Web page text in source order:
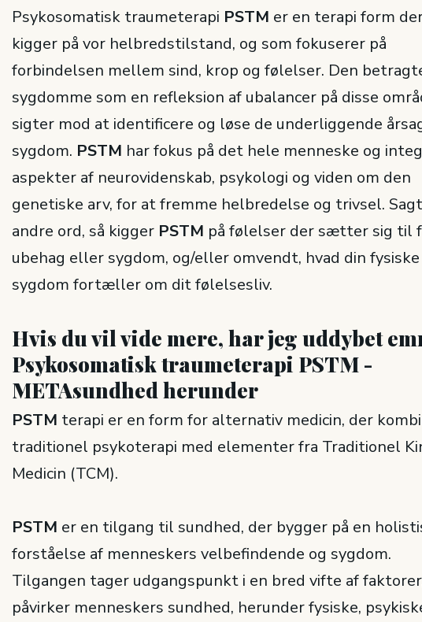
Psykosomatisk traumeterapi PSTM er en terapi form
kigger på vor helbredstilstand, og som fokuserer på
forbindelsen mellem sind, krop og følelser. Den
sygdomme som en refleksion af ubalancer på disse
sigter mod at identificere og løse de underliggende
sygdom. PSTM har fokus på det hele menneske og
aspekter af neurovidenskab, psykologi og viden om den
genetiske arv, for at fremme helbredelse og trivsel.
andre ord, så kigger PSTM på følelser der sætter sig til
ubehag eller sygdom, og/eller omvendt, hvad din fysiske
sygdom fortæller om dit følelsesliv.
Hvis du vil vide mere, har jeg uddybet
Psykosomatisk traumeterapi PSTM -
METAsundhed herunder
PSTM terapi er en form for alternativ medicin, der
traditionel psykoterapi med elementer fra Traditionel
Medicin (TCM).
PSTM er en tilgang til sundhed, der bygger på en
forståelse af menneskers velbefindende og sygdom.
Tilgangen tager udgangspunkt i en bred vifte af
påvirker menneskers sundhed, herunder fysiske,